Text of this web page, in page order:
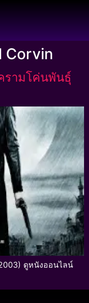
Corvin
รามโค่นพันธุ์
ดูหนังออนไลน์